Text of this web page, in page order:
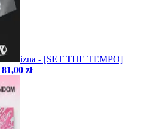
izna - [SET THE TEMPO]
81,00 zł